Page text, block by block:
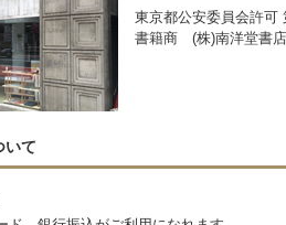
東京都公安委員会許可
書籍商 (株)南洋堂書店
いて